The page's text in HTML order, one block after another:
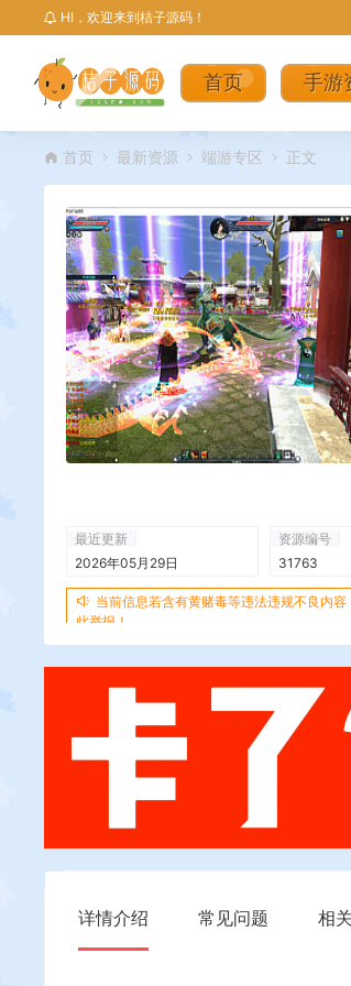
HI，欢迎来到桔子源码！
首页 手游
首页 最新资源 端游专区 正文
最近更新
2026年05月29日
资源编号
31763
当前信息若含有黄赌毒等违法违规不良内容
此举报！
详情介绍 常见问题 相